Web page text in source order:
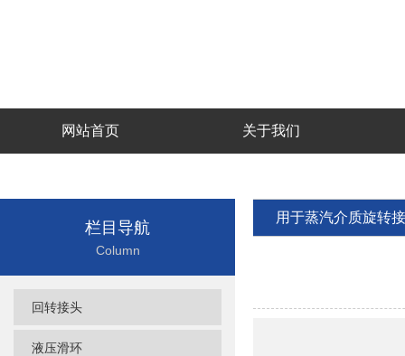
网站首页 关于我们
用于蒸汽介质旋转
栏目导航
Column
回转接头
液压滑环